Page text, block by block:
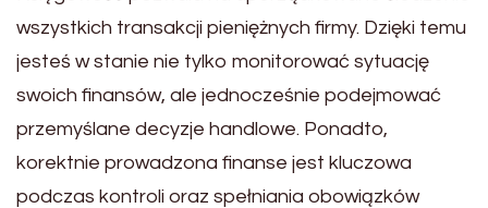
wszystkich transakcji pieniężnych firmy. Dzięki temu
jesteś w stanie nie tylko monitorować sytuację
swoich finansów, ale jednocześnie podejmować
przemyślane decyzje handlowe. Ponadto,
korektnie prowadzona finanse jest kluczowa
podczas kontroli oraz spełniania obowiązków